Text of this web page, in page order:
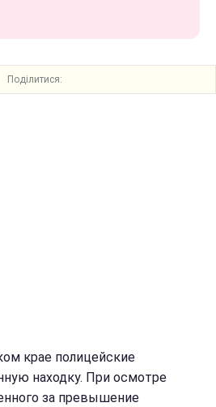
Поділитися:
крае полицейские
находку. При осмотре
за превышение